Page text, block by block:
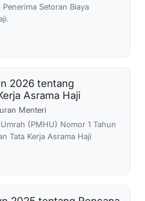
Setoran Biaya
2026 tentang
Asrama Haji
Menteri
(PMHU) Nomor 1 Tahun
Tata Kerja Asrama Haji